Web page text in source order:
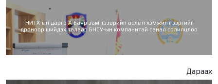
НИТХ-ын дарга А.Баяр зам тээврийн ослын хэмжилт зэргийг
дроноор шийдэх талаар БНСУ-ын компанитай санал солилцлоо
Дараах